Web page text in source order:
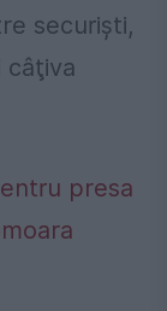
securişti,
câţiva